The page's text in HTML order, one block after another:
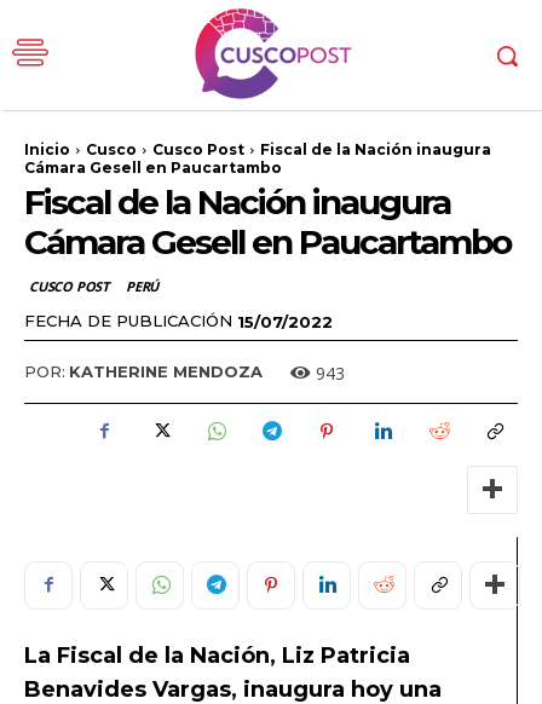
Inicio Cusco Cusco Post
Fiscal de la Nación inaugura
Cámara Gesell en Paucartambo
Fiscal de la Nación inaugura
Cámara Gesell en Paucartambo
CUSCO POST PERÚ
FECHA DE PUBLICACIÓN 15/07/2022
POR: KATHERINE MENDOZA 943
La Fiscal de la Nación, Liz Patricia
Benavides Vargas, inaugura hoy una